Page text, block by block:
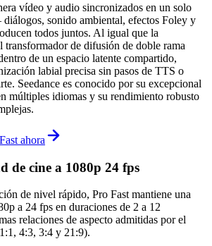
vídeo y audio sincronizados en un solo
sonido ambiental, efectos Foley y
todos juntos. Al igual que la
transformador de difusión de doble rama
de un espacio latente compartido,
labial precisa sin pasos de TTS o
Seedance es conocido por su excepcional
múltiples idiomas y su rendimiento robusto
ahora
de cine a 1080p 24 fps
de nivel rápido, Pro Fast mantiene una
a 24 fps en duraciones de 2 a 12
relaciones de aspecto admitidas por el
4:3, 3:4 y 21:9).